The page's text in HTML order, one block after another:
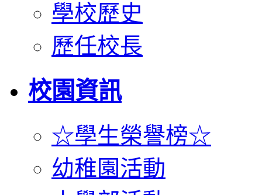
學校歷史
歷任校長
校園資訊
☆學生榮譽榜☆
幼稚園活動